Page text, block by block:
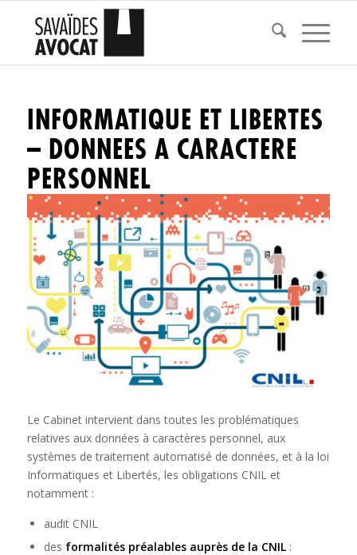
INFORMATIQUE ET LIBERTES
– DONNEES A CARACTERE
PERSONNEL
Le Cabinet intervient dans toutes les problématiques
relatives aux données à caractères personnel, aux
systèmes de traitement automatisé de données, et à la loi
Informatiques et Libertés, les obligations CNIL et
notamment :
audit CNIL
des formalités préalables auprès de la CNIL :